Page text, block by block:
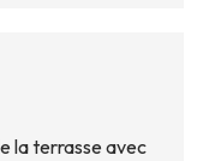
la terrasse avec